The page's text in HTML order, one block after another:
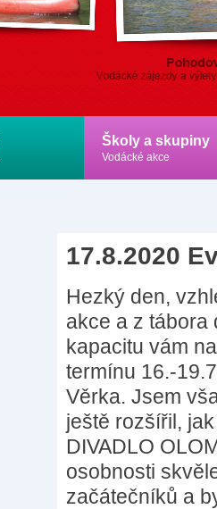
Školy a skupiny
Vodácké akce
17.8.2020
Hezký den,
akce a z tábora
kapacitu vám
termínu 16.-
Věrka. Jsem
ještě rozšířil,
DIVADLO
osobnosti
začátečníků a